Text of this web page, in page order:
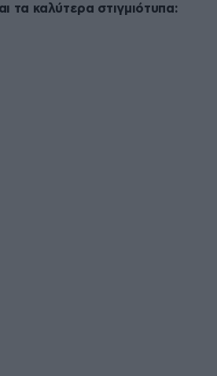
τα καλύτερα στιγμιότυπα: